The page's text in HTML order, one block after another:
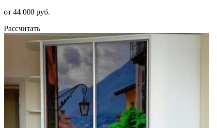
от 44 000 руб.
Рассчитать